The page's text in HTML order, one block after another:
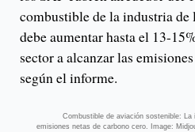
combustible de la industria
debe aumentar hasta el 13-
sector a alcanzar las
según el informe.
Combustible de aviación sostenible:
emisiones netas de carbono cero. Image: